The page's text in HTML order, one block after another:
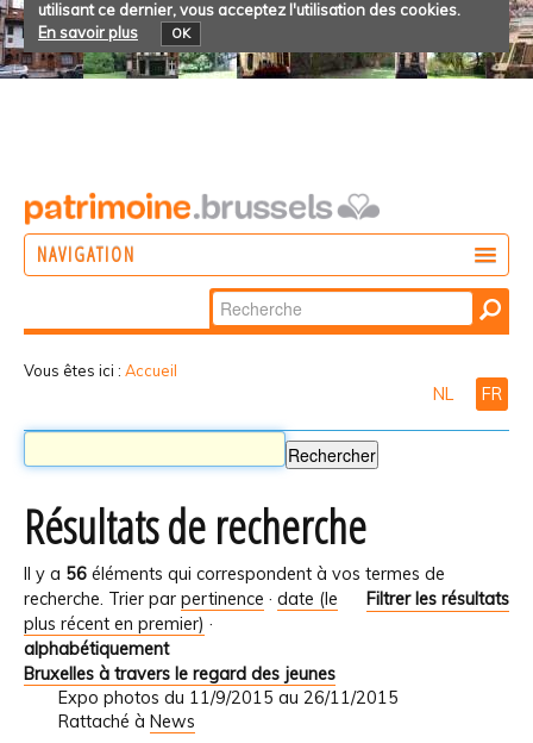
utilisant ce dernier, vous acceptez l'utilisation des cookies.
En savoir plus
OK
NAVIGATION
Chercher par
Recherche
Vous êtes ici : Accueil
NL FR
Résultats de recherche
Il y a 56 éléments qui correspondent à vos termes de
recherche.
Filtrer les résultats
Trier par pertinence · date (le
plus récent en premier) ·
alphabétiquement
Bruxelles à travers le regard des jeunes
Expo photos du 11/9/2015 au 26/11/2015
Rattaché à News